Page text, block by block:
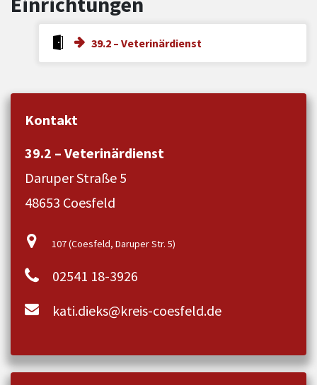
39.2 – Veterinärdienst
Kontakt
39.2 – Veterinärdienst
Daruper Straße 5
48653 Coesfeld
107 (Coesfeld, Daruper Str. 5)
02541 18-3926
kati.dieks@kreis-coesfeld.de